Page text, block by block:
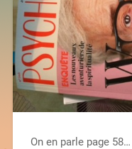
On en parle page